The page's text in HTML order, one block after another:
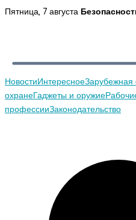
Перейти
Пятница, 7 августа
НовостиИнтересноеЗарубежная
охранеГаджеты и оружие
профессииЗаконодательство